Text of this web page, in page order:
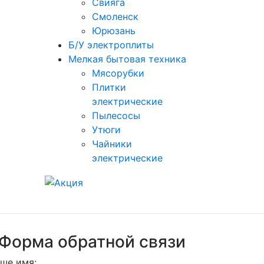
Свияга
Смоленск
Юрюзань
Б/У электроплиты
Мелкая бытовая техника
Мясорубки
Плитки
электрические
Пылесосы
Утюги
Чайники
электрические
обратной связи